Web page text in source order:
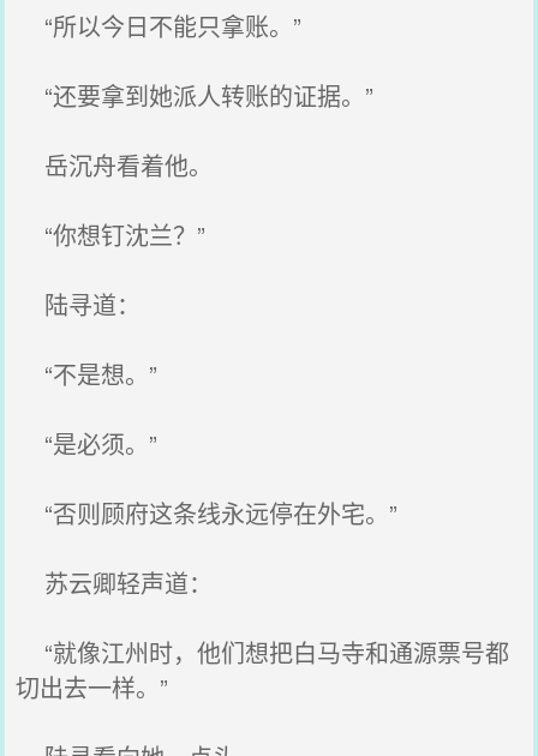
“所以今日不能只拿账。”
“还要拿到她派人转账的证据。”
岳沉舟看着他。
“你想钉沈兰？”
陆寻道：
“不是想。”
“是必须。”
“否则顾府这条线永远停在外宅。”
苏云卿轻声道：
“就像江州时，他们想把白马寺和通源票号都
切出去一样。”